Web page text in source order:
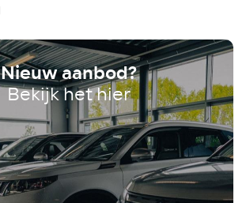
Nieuw aanbod?
Bekijk het hier